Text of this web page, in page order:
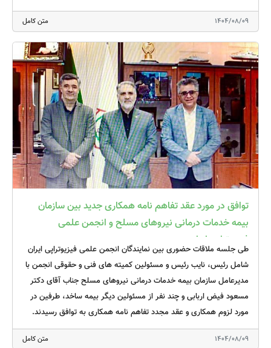
🔺از تمامی دانشجویان و همکاران فیزیوتراپیست علاقمند دعوت میگردد
جهت مشارکت در این شماره از نشریه با آیدی زیر در ارتباط باشند:
🆔@Iranpta_students
🔹انجمن فیزیوتراپی ایران
🔹کمیته دانشجویی و جوانان
1404/08/09 متن کامل
توافق در مورد عقد تفاهم نامه همکاری جدید بین سازمان
بیمه خدمات درمانی نیروهای مسلح و انجمن علمی
فیزیوتراپی ایران
طی جلسه ملاقات حضوری بین نمایندگان انجمن علمی فیزیوتراپی ایران
شامل رئیس، نایب رئیس و مسئولین کمیته های فنی و حقوقی انجمن با
مدیرعامل سازمان بیمه خدمات درمانی نیروهای مسلح جناب آقای دکتر
مسعود فیض اربابی و چند نفر از مسئولین دیگر بیمه ساخد، طرفین در
مورد لزوم همکاری و عقد مجدد تفاهم نامه همکاری به توافق رسیدند.
در این جلسه چالش‌های مراکز فیزیوتراپی طرف قرارداد از جمله
سطح‌بندی و اختلاف تعرفه بین مراکز، عدم پرداخت برخی از خدمات تحت
1404/08/09 متن کامل